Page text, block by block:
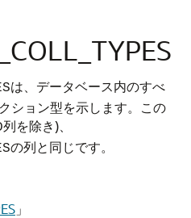
は、データベース内のすべ
ション型を示します。この
列を除き)、
の列と同じです。
」